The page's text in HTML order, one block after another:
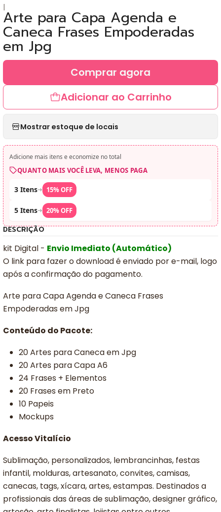
|Arte para Capa Agenda e
Caneca Frases Empoderadas
em Jpg
Adicionar ao Carrinho
Comprar agora
Mostrar estoque de locais
Adicione mais itens e economize no total
QUANTO MAIS VOCÊ LEVA, MENOS PAGA
3 Itens➜ 15% OFF
5 Itens➜ 20% OFF
DESCRIÇÃO
kit Digital - Envio Imediato (Automático)
O link para fazer o download é enviado por e-mail, logo
após a confirmação do pagamento.
Arte para Capa Agenda e Caneca Frases
Empoderadas em Jpg
Conteúdo do Pacote:
20 Artes para Caneca em Jpg
20 Artes para Capa A6
24 Frases + Elementos
20 Frases em Preto
10 Papeis
Mockups
Acesso Vitalício
Sublimação, personalizados, lembrancinhas, festas
infantil, molduras, artesanato, convites, camisas,
canecas, tags, xícara, artes, estampas. Destinados a
profissionais das áreas de sublimação, designer gráfico,